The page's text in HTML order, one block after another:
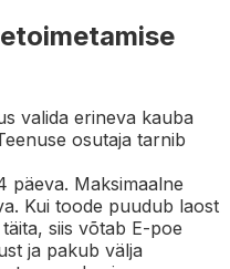
valida erineva kauba
osutaja tarnib
päeva. Maksimaalne
Kui toode puudub laost
siis võtab E-poe
ja pakub välja